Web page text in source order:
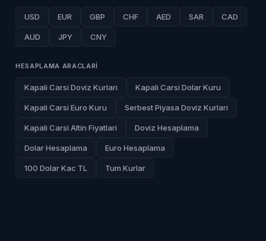
USD EUR GBP CHF AED SAR CAD
AUD JPY CNY
HESAPLAMA ARACLARI
Kapali Carsi Doviz Kurlari Kapali Carsi Dolar Kuru
Kapali Carsi Euro Kuru Serbest Piyasa Doviz Kurlari
Kapali Carsi Altin Fiyatlari Doviz Hesaplama
Dolar Hesaplama Euro Hesaplama
100 Dolar Kac TL Tum Kurlar